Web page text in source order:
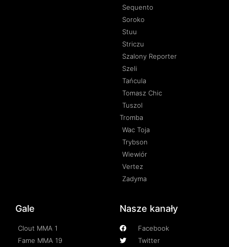
Sequento
Soroko
Stuu
Striczu
Szalony Reporter
Szeli
Tańcula
Tomasz Chic
Tuszol
Tromba
Wac Toja
Trybson
Wiewiór
Vertez
Zadyma
Gale
Clout MMA 1
Fame MMA 19
Nasze kanały
Facebook
Twitter